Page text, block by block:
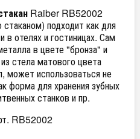
Raiber RB52002
подходит как для
в отелях и гостиницах. Сам
в цвете "бронза" и
стела матового цвета
может использоваться не
форма для хранения зубных
станков и пр.
RB52002